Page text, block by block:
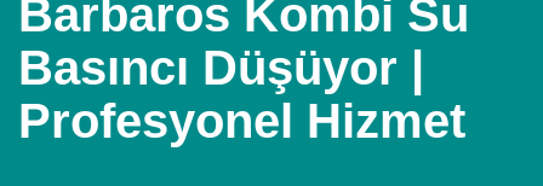
Barbaros Kombi Su
Basıncı Düşüyor |
Profesyonel Hizmet